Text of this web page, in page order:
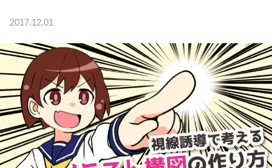
2017.12.01